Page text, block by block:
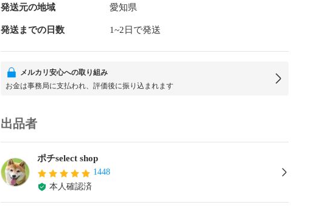
発送元の地域 愛知県
発送までの日数 1~2日で発送
メルカリ安心への取り組み
お金は事務局に支払われ、評価後に振り込まれます
出品者
ポチselect shop
1448
本人確認済